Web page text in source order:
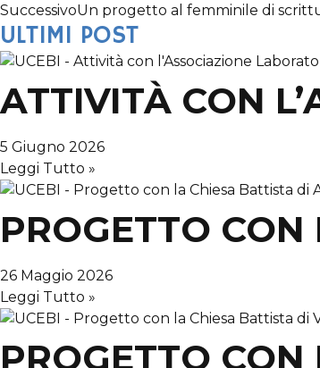
SuccessivoUn progetto al femminile di
ULTIMI POST
ATTIVITÀ CON
5 Giugno 2026
Leggi Tutto »
PROGETTO
26 Maggio 2026
Leggi Tutto »
PROGETTO